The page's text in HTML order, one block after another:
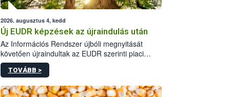
2026. augusztus 4, kedd
Új EUDR képzések az újraindulás után
Az Információs Rendszer újbóli megnyitását
követően újraindultak az EUDR szerinti piaci
szereplőknek szóló online képzések.
TOVÁBB >